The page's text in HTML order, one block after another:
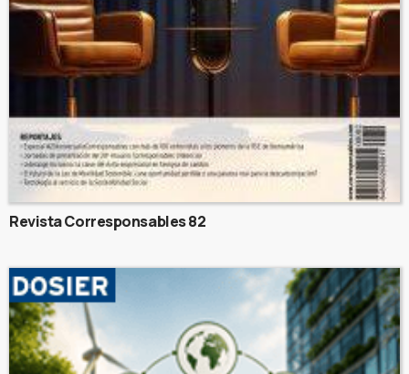
Revista Corresponsables 82